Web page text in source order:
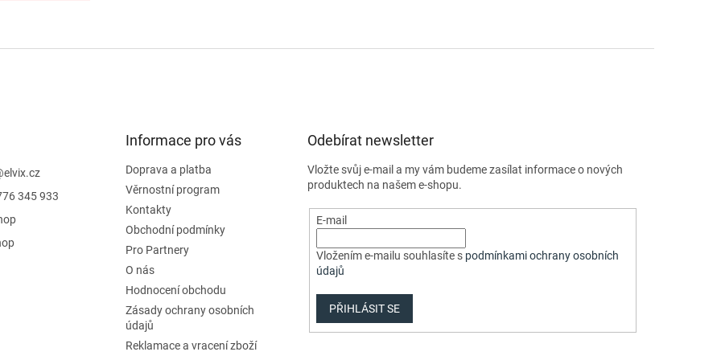
elvix.cz
345 933
Informace pro vás
Doprava a platba
Věrnostní program
Kontakty
Obchodní podmínky
Pro Partnery
O nás
Hodnocení obchodu
Zásady ochrany osobních
údajů
Reklamace a vracení zboží
Odebírat newsletter
Vložte svůj e-mail a my vám budeme zasílat informace o nových
produktech na našem e-shopu.
E-mail
Vložením e-mailu souhlasíte s podmínkami ochrany osobních
údajů
PŘIHLÁSIT SE